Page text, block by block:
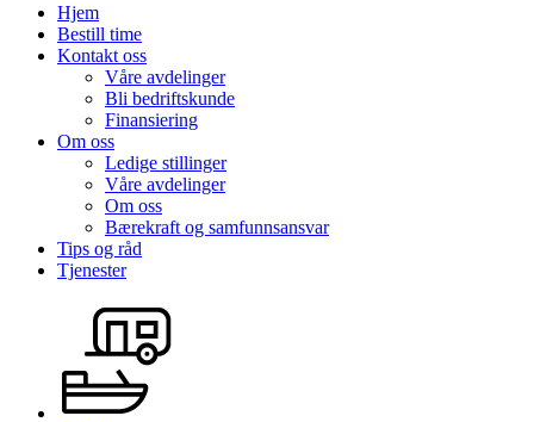
Hjem
Bestill time
Kontakt oss
Våre avdelinger
Bli bedriftskunde
Finansiering
Om oss
Ledige stillinger
Våre avdelinger
Om oss
Bærekraft og samfunnsansvar
Tips og råd
Tjenester